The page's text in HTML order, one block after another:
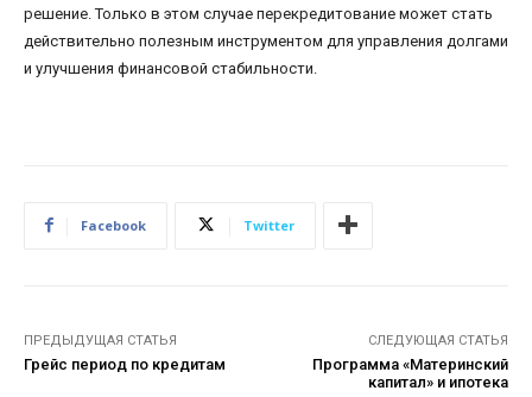
решение. Только в этом случае перекредитование может стать
действительно полезным инструментом для управления долгами
и улучшения финансовой стабильности.
Facebook Twitter
ПРЕДЫДУЩАЯ СТАТЬЯ
Грейс период по кредитам
СЛЕДУЮЩАЯ СТАТЬЯ
Программа «Материнский
капитал» и ипотека